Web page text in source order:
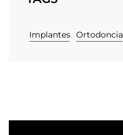
Implantes Ortodoncia